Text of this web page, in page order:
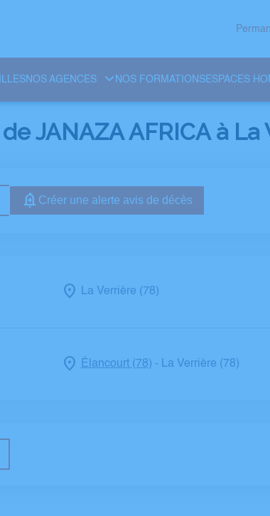
NOS AGENCES NOS FORMATIONSESPACES
JANAZA AFRICA à La
Créer une alerte avis de décès
La Verrière (78)
Élancourt (78) - La Verrière (78)